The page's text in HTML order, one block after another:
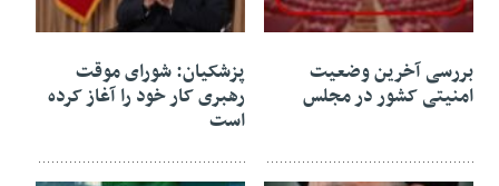
10 اسفند 1404
بررسی آخرین وضعیت
امنیتی کشور در مجلس
پزشکیان: شورای موقت
رهبری کار خود را آغاز کرده
است